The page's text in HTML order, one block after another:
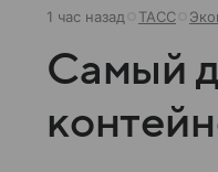
1 час назад ТАСС
Самый